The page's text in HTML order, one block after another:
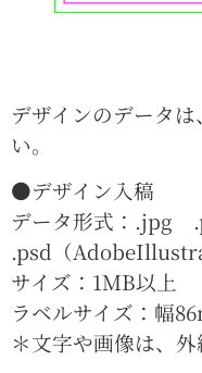
デザインのデータ
い。
●デザイン入稿
データ形式：
.psd（
サイズ：1MB以上
ラベルサイズ：幅
＊文字や画像は、